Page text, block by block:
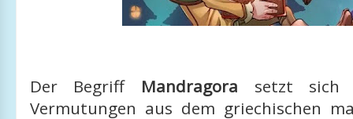
Der Begriff Mandragora setzt sich
Vermutungen aus dem griechischen